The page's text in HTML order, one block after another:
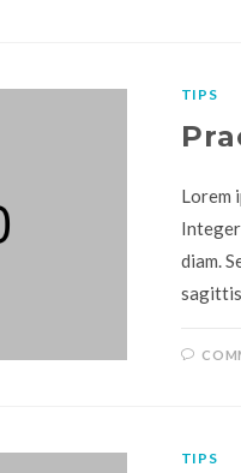
TIPS
Lorem
diam.
TIPS